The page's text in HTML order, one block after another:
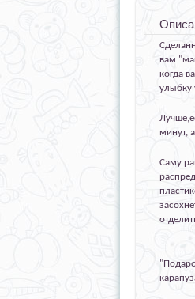
вам
когда
улыбку
минут,
Саму